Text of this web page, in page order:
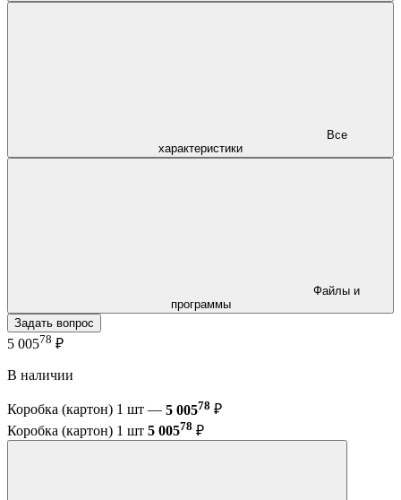
характеристики
программы
Задать вопрос
5 00578 ₽
В наличии
Коробка (картон) 1 шт — 5 00578 ₽
Коробка (картон) 1 шт 5 00578 ₽